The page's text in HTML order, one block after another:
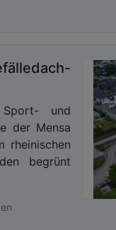
und
der Mensa
rheinischen
begrünt